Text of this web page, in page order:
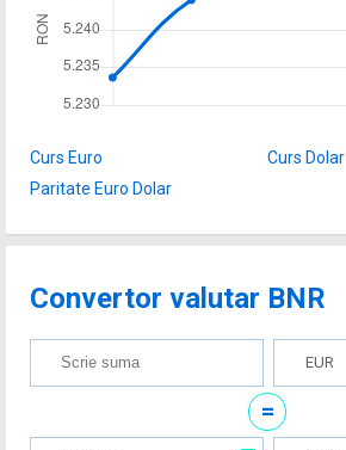
Curs Euro
Curs Dolar
Paritate Euro Dolar
Convertor valutar BNR
EUR
=